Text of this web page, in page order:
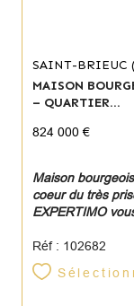
SAINT-BRIEUC
MAISON
– QUARTIER...
824 000 €
Maison
coeur du très
EXPERTIMO
Réf : 102682